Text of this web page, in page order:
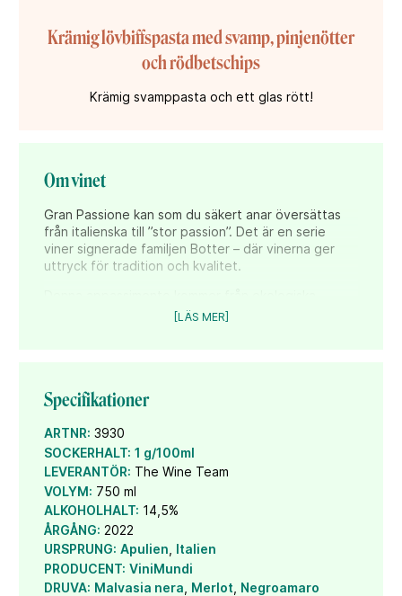
Krämig lövbiffspasta med svamp, pinjenötter
och rödbetschips
Krämig svamppasta och ett glas rött!
Om vinet
Gran Passione kan som du säkert anar översättas
från italienska till ”stor passion”. Det är en serie
viner signerade familjen Botter – där vinerna ger
uttryck för tradition och kvalitet.
odlingar i Apulien, södra Italien. Man har använt sig
Appassimento-metoden innebär att en del av
druvorna torkas i välventilerade rum efter skörd.
Torkningsprocessen gör att aromer, syra och sötma
koncentreras i druvorna. Inte mindre än 30-35 % av
druvornas ursprungliga vikt avdunstar under
torkningstiden. De druvor som valts ut för torkning
ska helst ha lösa klasar, spargolo, för att luften
enkelt ska kunna cirkulera.
Gran Passione Appassimento Organic är en kryddig,
elegant appassimento och ett typexempel på
italiensk tradition.
[LÄS MER]
Specifikationer
ARTNR: 3930
SOCKERHALT: 1 g/100ml
LEVERANTÖR: The Wine Team
VOLYM: 750 ml
ALKOHOLHALT: 14,5%
ÅRGÅNG: 2022
URSPRUNG: Apulien Italien
PRODUCENT: ViniMundi
DRUVA: Malvasia nera Merlot Negroamaro